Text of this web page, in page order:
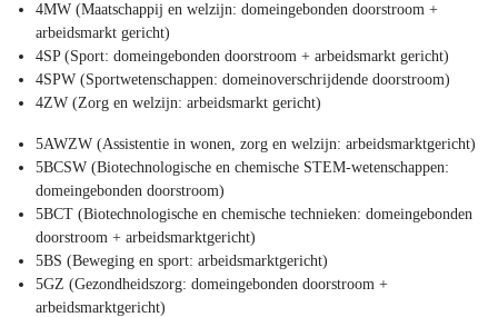
4MW (Maatschappij en welzijn: domeingebonden doorstroom +
arbeidsmarkt gericht)
4SP (Sport: domeingebonden doorstroom + arbeidsmarkt gericht)
4SPW (Sportwetenschappen: domeinoverschrijdende doorstroom)
4ZW (Zorg en welzijn: arbeidsmarkt gericht)
5AWZW (Assistentie in wonen, zorg en welzijn: arbeidsmarktgericht)
5BCSW (Biotechnologische en chemische STEM-wetenschappen:
domeingebonden doorstroom)
5BCT (Biotechnologische en chemische technieken: domeingebonden
doorstroom + arbeidsmarktgericht)
5BS (Beweging en sport: arbeidsmarktgericht)
5GZ (Gezondheidszorg: domeingebonden doorstroom +
arbeidsmarktgericht)